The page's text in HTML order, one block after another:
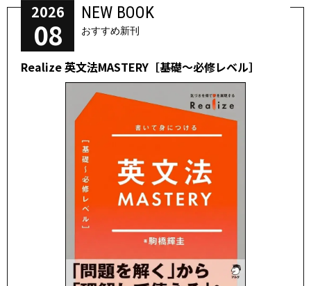
2026
08
NEW BOOK
おすすめ新刊
Realize 英文法MASTERY［基礎～必修レベル］